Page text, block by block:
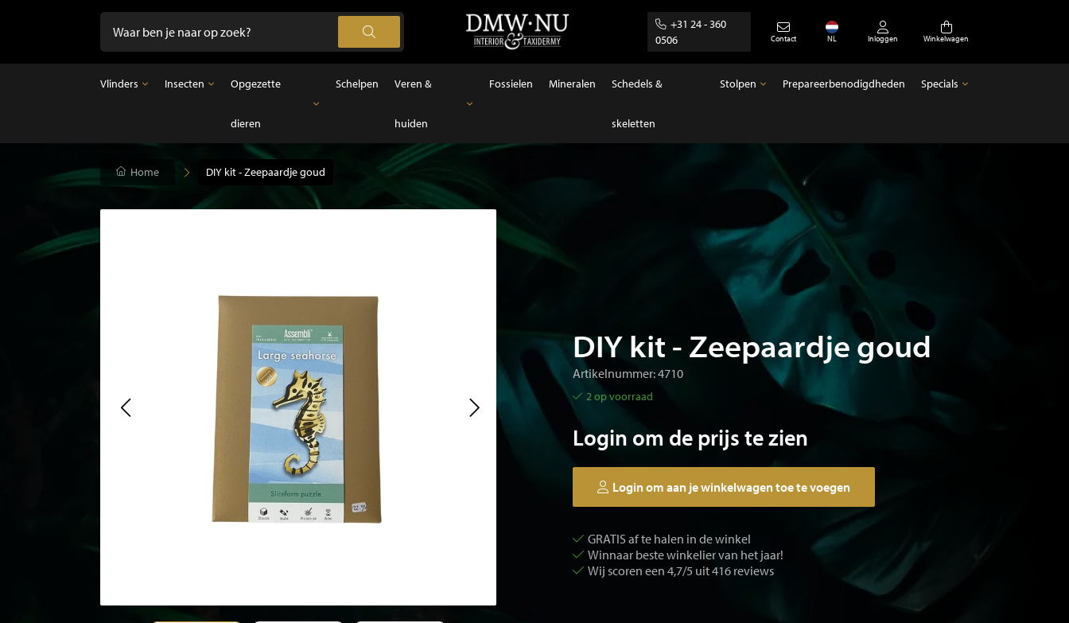
+31 24 - 360
0506
Contact NL Inloggen Winkelwagen
Vlinders
Vlinders in stolp
Insecten
Ongeprepareerde insecten
Opgezette
dieren
Opgezette vogels
Opgezette zoogdieren
Opgezette vissen
Schelpen Veren &
huiden
Veren
Fossielen Mineralen Schedels &
skeletten
Stolpen
Lege stolpen
Prepareerbenodigdheden Specials
Home DIY kit - Zeepaardje goud
DIY kit - Zeepaardje goud
Artikelnummer: 4710
2 op voorraad
Login om de prijs te zien
Login om aan je winkelwagen toe te voegen
GRATIS af te halen in de winkel
Winnaar beste winkelier van het jaar!
Wij scoren een 4,7/5 uit 416 reviews